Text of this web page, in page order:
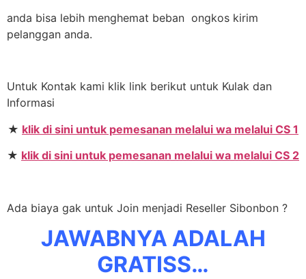
anda bisa lebih menghemat beban ongkos kirim
pelanggan anda.
Untuk Kontak kami klik link berikut untuk Kulak dan
Informasi
★ klik di sini untuk pemesanan melalui wa melalui CS 1
★ klik di sini untuk pemesanan melalui wa melalui CS 2
Ada biaya gak untuk Join menjadi Reseller Sibonbon ?
JAWABNYA ADALAH
GRATISS…